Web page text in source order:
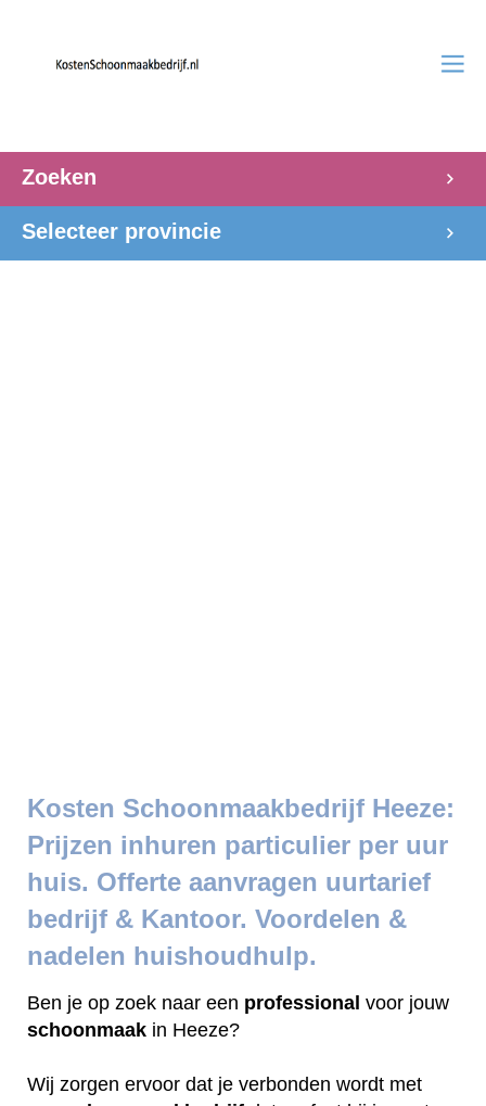
Zoeken
Selecteer provincie
Kosten Schoonmaakbedrijf Heeze:
Prijzen inhuren particulier per uur
huis. Offerte aanvragen uurtarief
bedrijf & Kantoor. Voordelen &
nadelen huishoudhulp.
Ben je op zoek naar een professional voor jouw
schoonmaak in Heeze?
Wij zorgen ervoor dat je verbonden wordt met